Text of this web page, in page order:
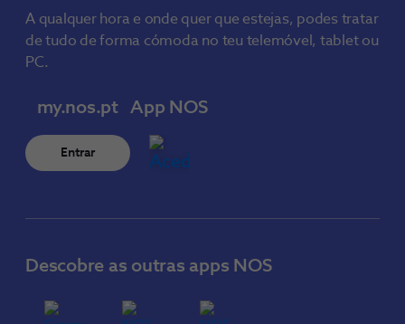
A qualquer hora e onde quer que estejas, podes tratar
de tudo de forma cómoda no teu telemóvel, tablet ou
PC.
my.nos.pt
Entrar
App NOS
Descobre as outras apps NOS